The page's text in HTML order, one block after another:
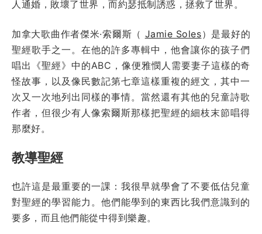
人通婚，敗壞了世界，而約瑟抵制誘惑，拯救了世界。
加拿大歌曲作者傑米·索爾斯（ Jamie Soles）是最好的
聖經歌手之一。在他的許多專輯中，他會讓你的孩子們
唱出《聖經》中的ABC，像便雅憫人需要妻子這樣的奇
怪故事，以及像民數記第七章這樣重複的經文，其中一
次又一次地列出同樣的事情。當然還有其他的兒童詩歌
作者，但很少有人像索爾斯那樣把聖經的細枝末節唱得
那麼好。
教導聖經
也許這是最重要的一課：我很早就學會了不要低估兒童
對聖經的學習能力。他們能學到的東西比我們意識到的
要多，而且他們能從中得到樂趣。